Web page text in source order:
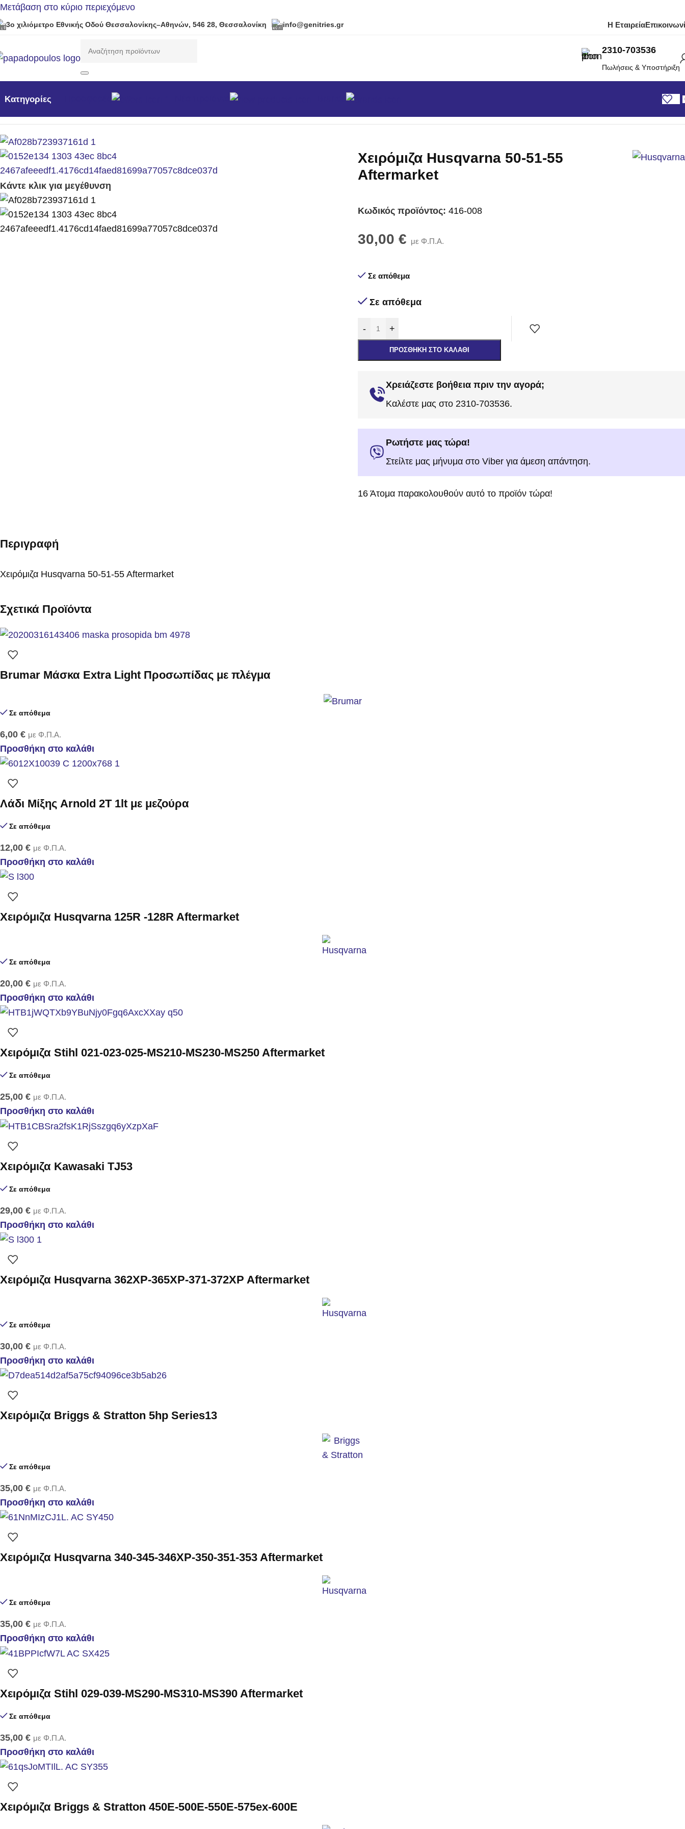
Μετάβαση στο κύριο περιεχόμενο
3ο χιλιόμετρο Εθνικής Οδού Θεσσαλονίκης–Αθηνών, 546 28, Θεσσαλονίκη info@genitries.gr Η Εταιρεία
2310-703536
Πωλήσεις & Υποστήριξη
Κατηγορίες
Κάντε κλικ για μεγέθυνση
Χειρόμιζα Husqvarna 50-51-55
Aftermarket
Κωδικός προϊόντος: 416-008
30,00 € με Φ.Π.Α.
Σε απόθεμα
Σε απόθεμα
- +
ΠΡΟΣΘΉΚΗ ΣΤΟ ΚΑΛΆΘΙ
Χρειάζεστε βοήθεια πριν την αγορά;
Καλέστε μας στο 2310-703536.
Ρωτήστε μας τώρα!
Στείλτε μας μήνυμα στο Viber για άμεση απάντηση.
16 Άτομα παρακολουθούν αυτό το προϊόν τώρα!
Περιγραφή
Χειρόμιζα Husqvarna 50-51-55 Aftermarket
Σχετικά Προϊόντα
Brumar Μάσκα Extra Light Προσωπίδας με πλέγμα
Σε απόθεμα
6,00 € με Φ.Π.Α.
Προσθήκη στο καλάθι
Λάδι Μίξης Arnold 2T 1lt με μεζούρα
Σε απόθεμα
12,00 € με Φ.Π.Α.
Προσθήκη στο καλάθι
Χειρόμιζα Husqvarna 125R -128R Aftermarket
Σε απόθεμα
20,00 € με Φ.Π.Α.
Προσθήκη στο καλάθι
Χειρόμιζα Stihl 021-023-025-MS210-MS230-MS250 Aftermarket
Σε απόθεμα
25,00 € με Φ.Π.Α.
Προσθήκη στο καλάθι
Χειρόμιζα Kawasaki TJ53
Σε απόθεμα
29,00 € με Φ.Π.Α.
Προσθήκη στο καλάθι
Χειρόμιζα Husqvarna 362XP-365XP-371-372XP Aftermarket
Σε απόθεμα
30,00 € με Φ.Π.Α.
Προσθήκη στο καλάθι
Χειρόμιζα Briggs & Stratton 5hp Series13
Σε απόθεμα
35,00 € με Φ.Π.Α.
Προσθήκη στο καλάθι
Χειρόμιζα Husqvarna 340-345-346XP-350-351-353 Aftermarket
Σε απόθεμα
35,00 € με Φ.Π.Α.
Προσθήκη στο καλάθι
Χειρόμιζα Stihl 029-039-MS290-MS310-MS390 Aftermarket
Σε απόθεμα
35,00 € με Φ.Π.Α.
Προσθήκη στο καλάθι
Χειρόμιζα Briggs & Stratton 450E-500E-550E-575ex-600E